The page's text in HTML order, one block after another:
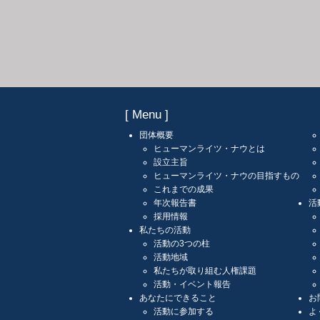
[ Menu ]
団体概要
ヒューマンライツ・ナウとは
設立主旨
ヒューマンライツ・ナウの目指すもの
これまでの成果
年次報告書
採用情報
私たちの活動
活動の3つの柱
活動地域
私たちが取り組む人権課題
活動・イベント報告
あなたにできること
活動に参加する
活
お
よ